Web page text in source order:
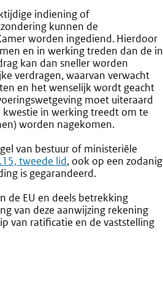
indiening of
kunnen de
worden ingediend.Hierdoor
en in werking treden dan de in
kan dan sneller worden
verdragen, waarvan verwacht
en het wenselijk wordt geacht
moet uiteraard
in werking treedt om te
worden nagekomen.
van bestuur of ministeriële
tweede lid, ook op een zodanig
is gegarandeerd.
de EU en deels betrekking
van deze aanwijzing rekening
van ratificatie en de vaststelling